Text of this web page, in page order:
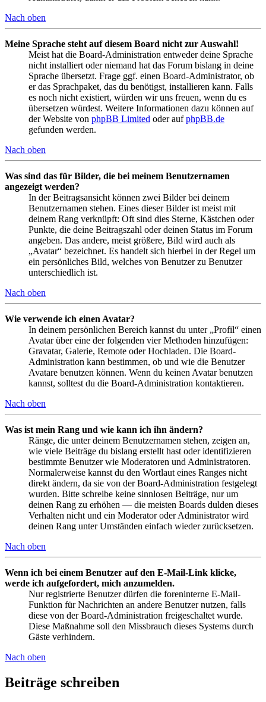
Nach oben
Meine Sprache steht auf diesem Board nicht zur Auswahl!
Meist hat die Board-Administration entweder deine Sprache
nicht installiert oder niemand hat das Forum bislang in deine
Sprache übersetzt. Frage ggf. einen Board-Administrator, ob
er das Sprachpaket, das du benötigst, installieren kann. Falls
es noch nicht existiert, würden wir uns freuen, wenn du es
übersetzen würdest. Weitere Informationen dazu können auf
der Website von phpBB Limited oder aufphpBB.de
gefunden werden.
Nach oben
Was sind das für Bilder, die bei meinem Benutzernamen
angezeigt werden?
In der Beitragsansicht können zwei Bilder bei deinem
Benutzernamen stehen. Eines dieser Bilder ist meist mit
deinem Rang verknüpft: Oft sind dies Sterne, Kästchen oder
Punkte, die deine Beitragszahl oder deinen Status im Forum
angeben. Das andere, meist größere, Bild wird auch als
„Avatar“ bezeichnet. Es handelt sich hierbei in der Regel um
ein persönliches Bild, welches von Benutzer zu Benutzer
unterschiedlich ist.
Nach oben
Wie verwende ich einen Avatar?
In deinem persönlichen Bereich kannst du unter „Profil“ einen
Avatar über eine der folgenden vier Methoden hinzufügen:
Gravatar, Galerie, Remote oder Hochladen. Die Board-
Administration kann bestimmen, ob und wie die Benutzer
Avatare benutzen können. Wenn du keinen Avatar benutzen
kannst, solltest du die Board-Administration kontaktieren.
Nach oben
Was ist mein Rang und wie kann ich ihn ändern?
Ränge, die unter deinem Benutzernamen stehen, zeigen an,
wie viele Beiträge du bislang erstellt hast oder identifizieren
bestimmte Benutzer wie Moderatoren und Administratoren.
Normalerweise kannst du den Wortlaut eines Ranges nicht
direkt ändern, da sie von der Board-Administration festgelegt
wurden. Bitte schreibe keine sinnlosen Beiträge, nur um
deinen Rang zu erhöhen — die meisten Boards dulden dieses
Verhalten nicht und ein Moderator oder Administrator wird
deinen Rang unter Umständen einfach wieder zurücksetzen.
Nach oben
Wenn ich bei einem Benutzer auf den E-Mail-Link klicke,
werde ich aufgefordert, mich anzumelden.
Nur registrierte Benutzer dürfen die foreninterne E-Mail-
Funktion für Nachrichten an andere Benutzer nutzen, falls
diese von der Board-Administration freigeschaltet wurde.
Diese Maßnahme soll den Missbrauch dieses Systems durch
Gäste verhindern.
Nach oben
Beiträge schreiben